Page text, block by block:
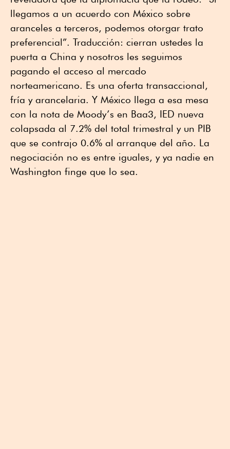
llegamos a un acuerdo con México sobre
aranceles a terceros, podemos otorgar trato
preferencial”. Traducción: cierran ustedes la
puerta a China y nosotros les seguimos
pagando el acceso al mercado
norteamericano. Es una oferta transaccional,
fría y arancelaria. Y México llega a esa mesa
con la nota de Moody’s en Baa3, IED nueva
colapsada al 7.2% del total trimestral y un PIB
que se contrajo 0.6% al arranque del año. La
negociación no es entre iguales, y ya nadie en
Washington finge que lo sea.